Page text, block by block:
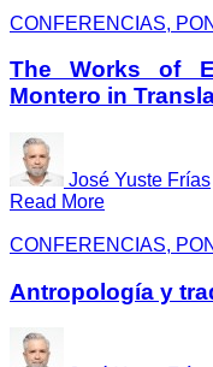
CONFERENCIAS,
The Works of
Montero in
José Yuste Frías
Read More
CONFERENCIAS,
Antropología y